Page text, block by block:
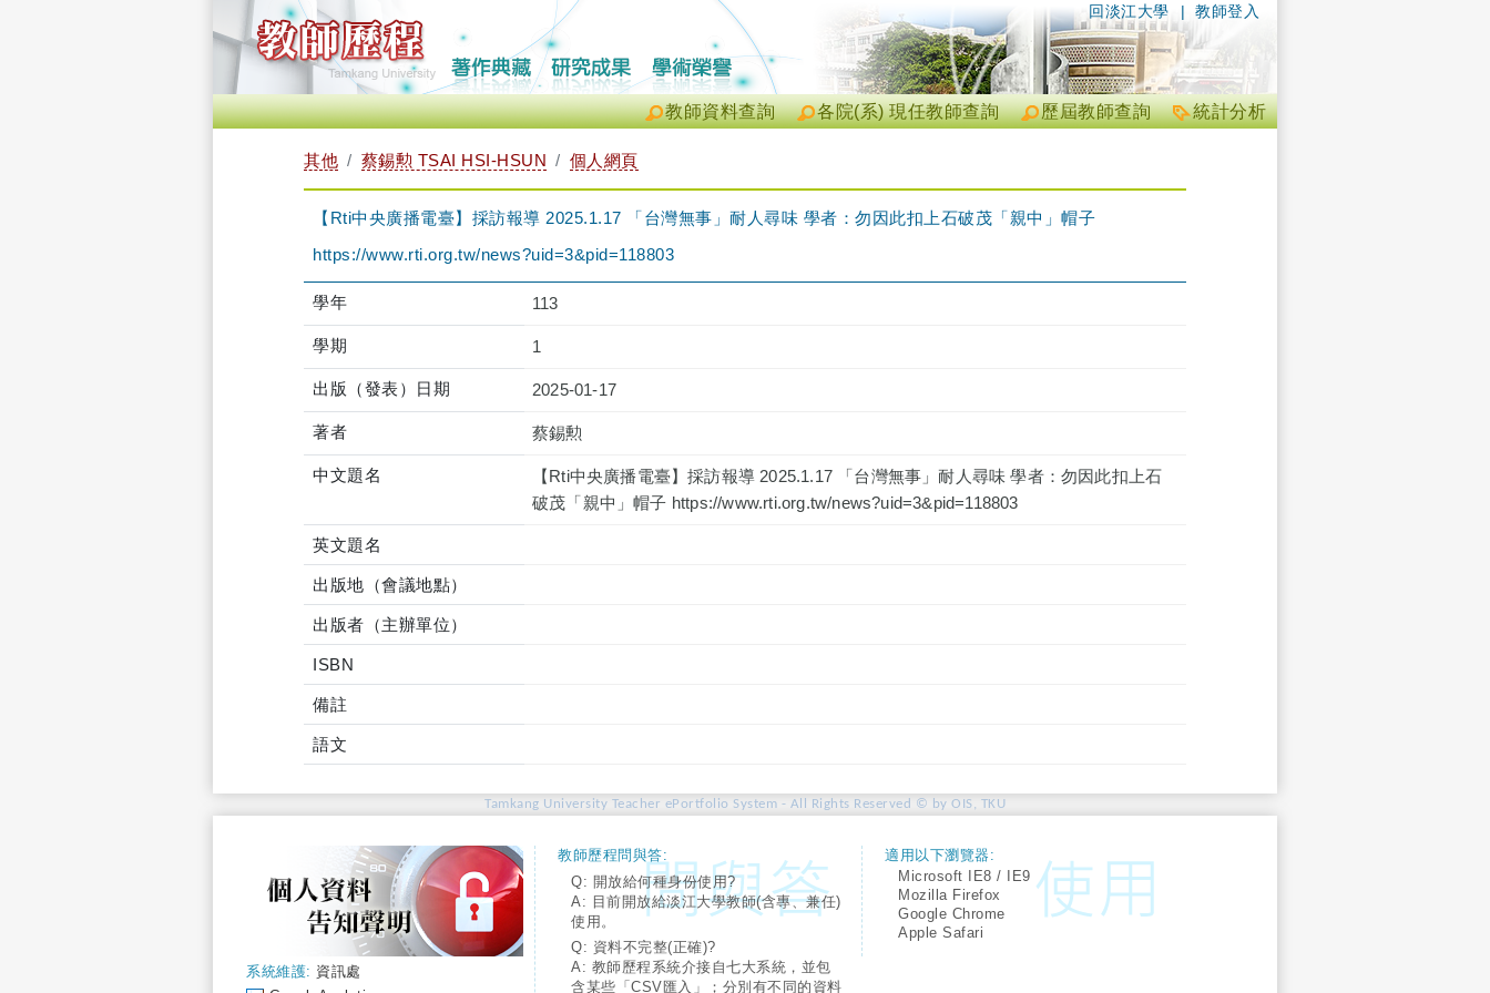
| 教師登入
回淡江大學
統計分析
歷屆教師查詢
各院(系) 現任教師查詢
教師資料查詢
其他 蔡錫勲 TSAI HSI-HSUN 個人網頁
【Rti中央廣播電臺】採訪報導 2025.1.17 「台灣無事」耐人尋味 學者：勿因此扣上石破茂「親中」帽子
https://www.rti.org.tw/news?uid=3&pid=118803
學年 113
學期 1
出版（發表）日期 2025-01-17
著者 蔡錫勲
中文題名
【Rti中央廣播電臺】採訪報導 2025.1.17 「台灣無事」耐人尋味 學者：勿因此扣上石
破茂「親中」帽子 https://www.rti.org.tw/news?uid=3&pid=118803
英文題名
出版地（會議地點）
出版者（主辦單位）
ISBN
備註
語文
Tamkang University Teacher ePortfolio System - All Rights Reserved © by OIS, TKU
系統維護: 資訊處
教師歷程問與答:
Q: 開放給何種身份使用?
A: 目前開放給淡江大學教師(含專、兼任)
使用。
Q: 資料不完整(正確)?
A: 教師歷程系統介接自七大系統，並包
含某些「CSV匯入」；分別有不同的資料
適用以下瀏覽器:
Microsoft IE8 / IE9
Mozilla Firefox
Google Chrome
Apple Safari